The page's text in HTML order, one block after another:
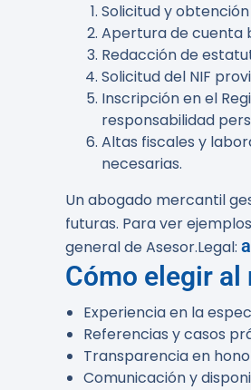
Solicitud y
Apertura de cuenta
Redacción de
Solicitud del NIF
Inscripción en el
responsabilidad
Altas fiscales y
necesarias.
Un abogado mercantil
futuras. Para ver
general de Asesor.Legal:
Cómo elegir al
Experiencia en la
Referencias y casos
Transparencia en
Comunicación y